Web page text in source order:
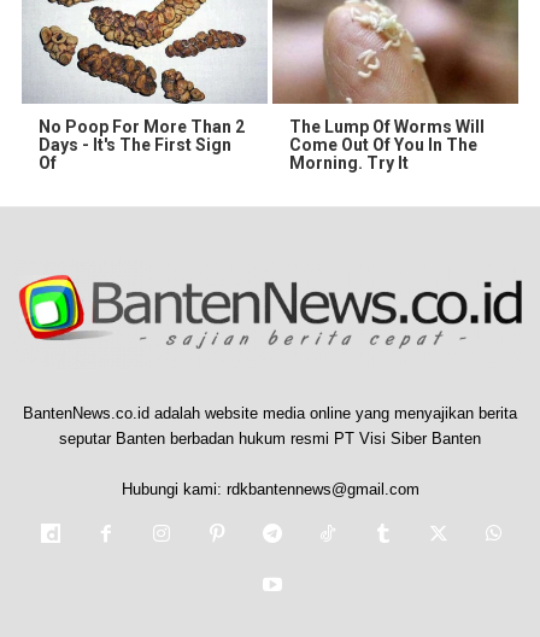
No Poop For More Than 2
Days - It's The First Sign
Of
The Lump Of Worms Will
Come Out Of You In The
Morning. Try It
BantenNews.co.id adalah website media online yang menyajikan berita
seputar Banten berbadan hukum resmi PT Visi Siber Banten
Hubungi kami: rdkbantennews@gmail.com